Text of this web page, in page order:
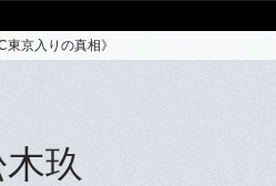
京入りの真相》
玖